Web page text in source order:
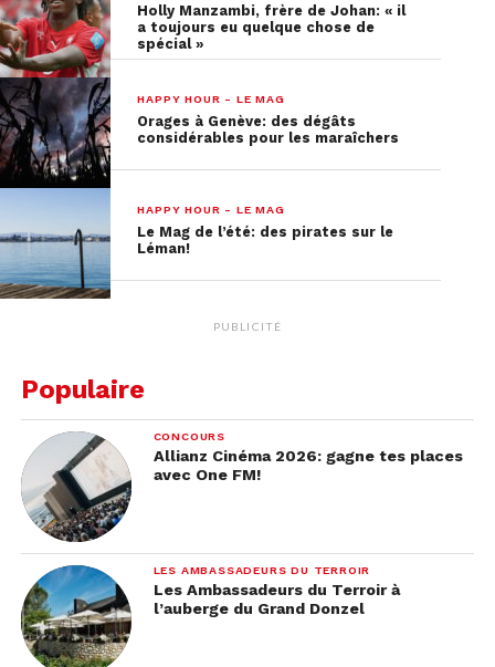
Holly Manzambi, frère de Johan: « il
a toujours eu quelque chose de
spécial »
HAPPY HOUR - LE MAG
Orages à Genève: des dégâts
considérables pour les maraîchers
HAPPY HOUR - LE MAG
Le Mag de l’été: des pirates sur le
Léman!
PUBLICITÉ
Populaire
CONCOURS
Allianz Cinéma 2026: gagne tes places
avec One FM!
LES AMBASSADEURS DU TERROIR
Les Ambassadeurs du Terroir à
l’auberge du Grand Donzel